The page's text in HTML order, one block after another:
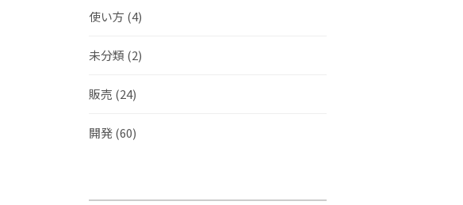
使い方 (4)
未分類 (2)
販売 (24)
開発(60)